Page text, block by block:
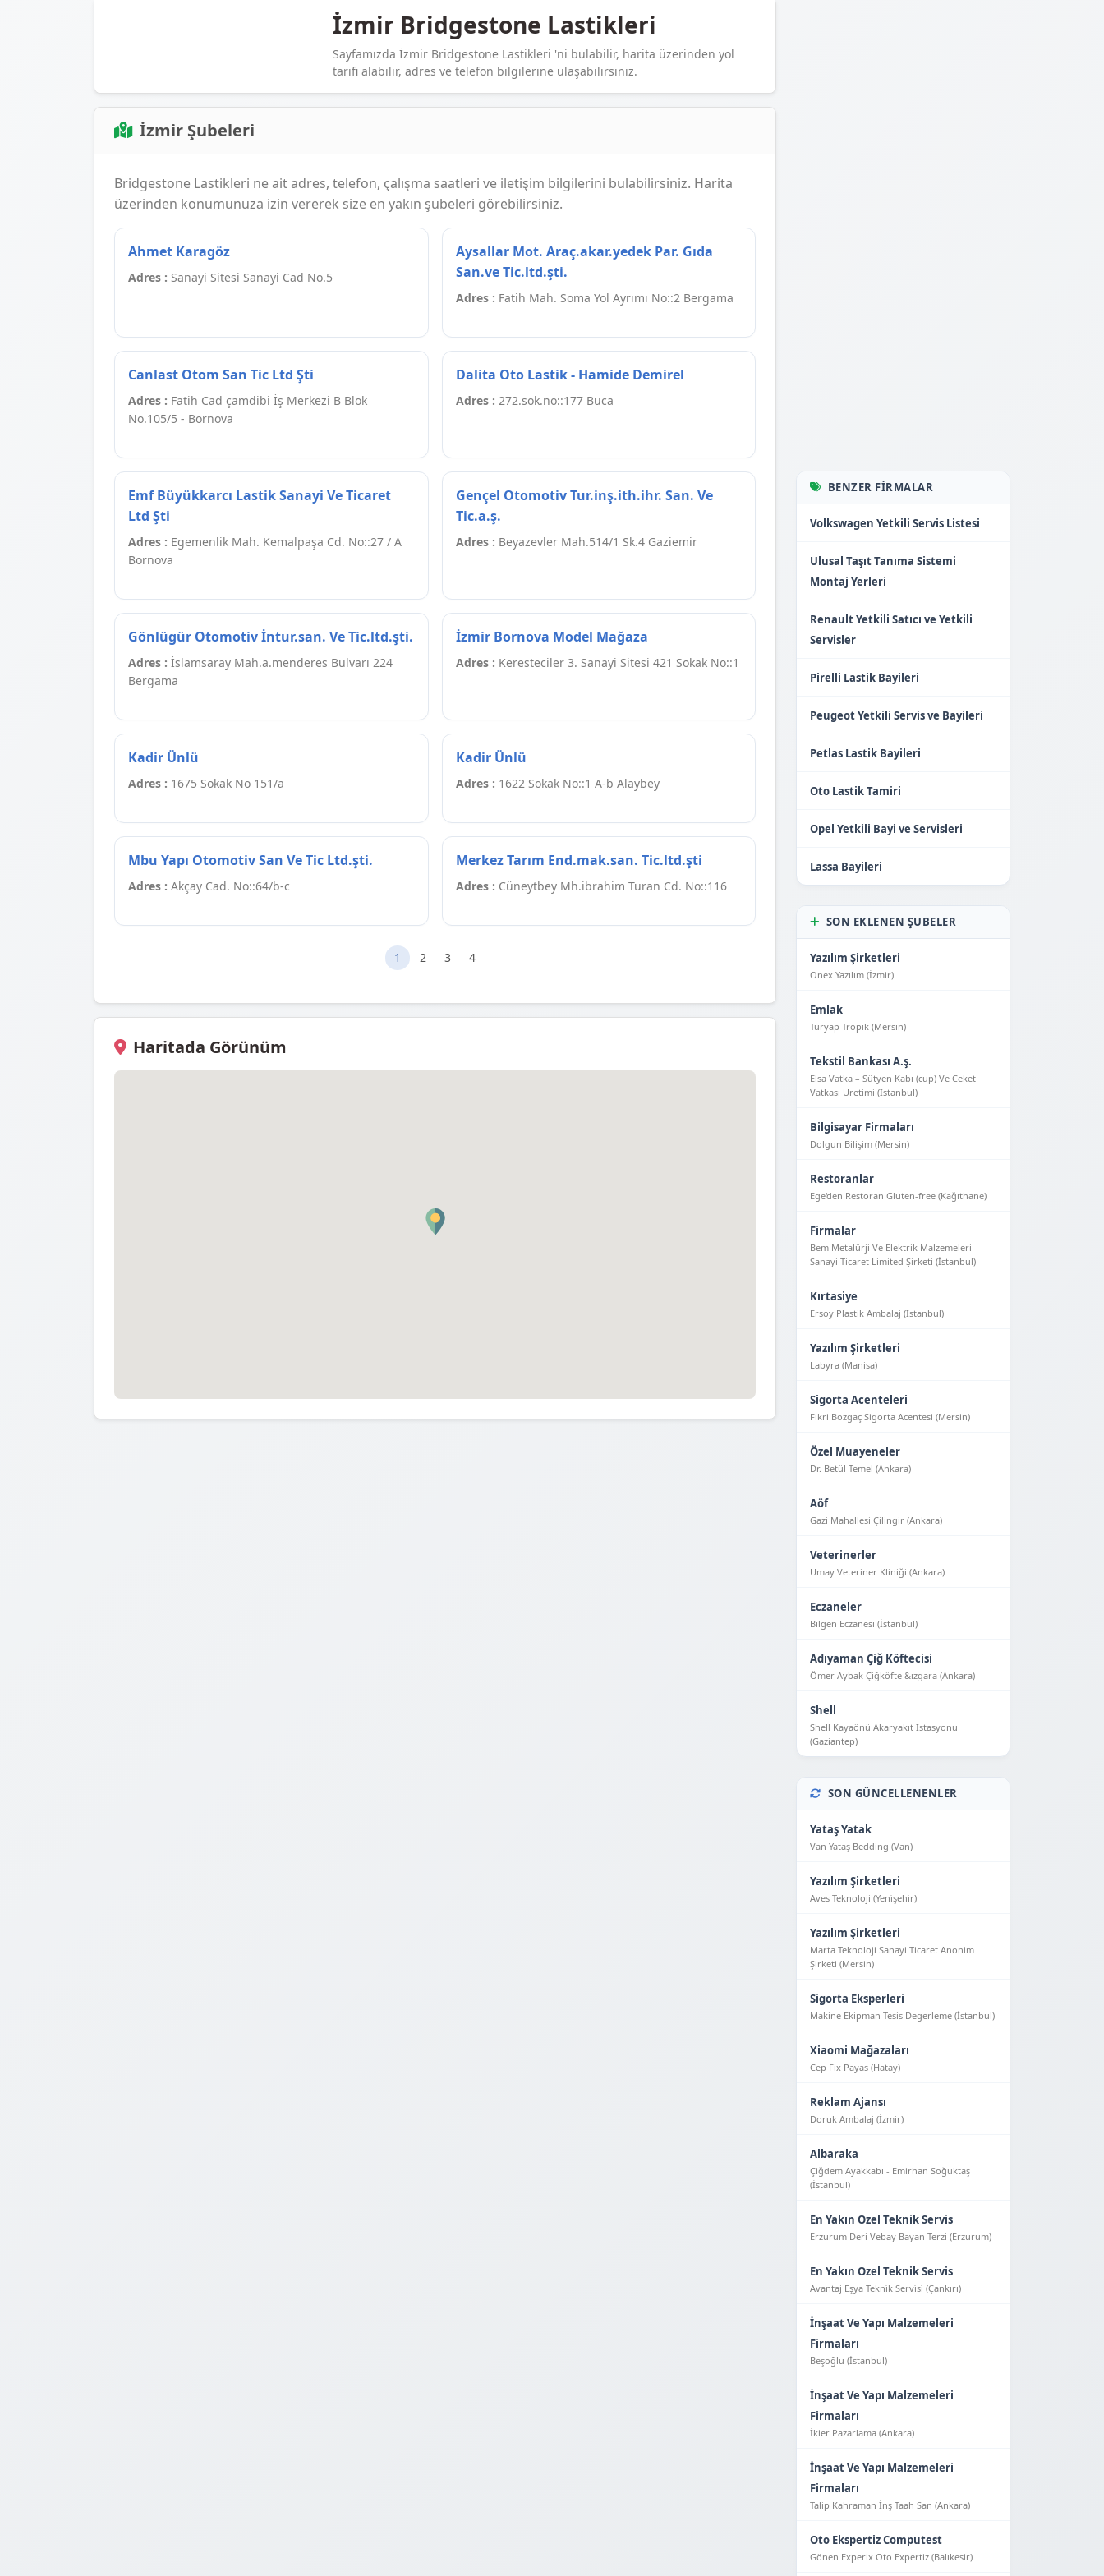
İzmir Bridgestone Lastikleri
Sayfamızda İzmir Bridgestone Lastikleri 'ni bulabilir, harita üzerinden yol
tarifi alabilir, adres ve telefon bilgilerine ulaşabilirsiniz.
İzmir Şubeleri
Bridgestone Lastikleri ne ait adres, telefon, çalışma saatleri ve iletişim bilgilerini bulabilirsiniz. Harita
üzerinden konumunuza izin vererek size en yakın şubeleri görebilirsiniz.
Ahmet Karagöz
Adres : Sanayi Sitesi Sanayi Cad No.5
Aysallar Mot. Araç.akar.yedek Par. Gıda
San.ve Tic.ltd.şti.
Adres : Fatih Mah. Soma Yol Ayrımı No::2 Bergama
Canlast Otom San Tic Ltd Şti
Adres : Fatih Cad çamdibi İş Merkezi B Blok
No.105/5 - Bornova
Dalita Oto Lastik - Hamide Demirel
Adres : 272.sok.no::177 Buca
Emf Büyükkarcı Lastik Sanayi Ve Ticaret
Ltd Şti
Adres : Egemenlik Mah. Kemalpaşa Cd. No::27 / A
Bornova
Gençel Otomotiv Tur.inş.ith.ihr. San. Ve
Tic.a.ş.
Adres : Beyazevler Mah.514/1 Sk.4 Gaziemir
Gönlügür Otomotiv İntur.san. Ve Tic.ltd.şti.
Adres : İslamsaray Mah.a.menderes Bulvarı 224
Bergama
İzmir Bornova Model Mağaza
Adres : Keresteciler 3. Sanayi Sitesi 421 Sokak No::1
Kadir Ünlü
Adres : 1675 Sokak No 151/a
Kadir Ünlü
Adres : 1622 Sokak No::1 A-b Alaybey
Mbu Yapı Otomotiv San Ve Tic Ltd.şti.
Adres : Akçay Cad. No::64/b-c
Merkez Tarım End.mak.san. Tic.ltd.şti
Adres : Cüneytbey Mh.ibrahim Turan Cd. No::116
1 2 3 4
Haritada Görünüm
BENZER FIRMALAR
Volkswagen Yetkili Servis Listesi
Ulusal Taşıt Tanıma Sistemi
Montaj Yerleri
Renault Yetkili Satıcı ve Yetkili
Servisler
Pirelli Lastik Bayileri
Peugeot Yetkili Servis ve Bayileri
Petlas Lastik Bayileri
Oto Lastik Tamiri
Opel Yetkili Bayi ve Servisleri
Lassa Bayileri
SON EKLENEN ŞUBELER
Yazılım Şirketleri
Onex Yazılım (İzmir)
Emlak
Turyap Tropik (Mersin)
Tekstil Bankası A.ş.
Elsa Vatka – Sütyen Kabı (cup) Ve Ceket
Vatkası Üretimi (İstanbul)
Bilgisayar Firmaları
Dolgun Bilişim (Mersin)
Restoranlar
Ege'den Restoran Gluten-free (Kağıthane)
Firmalar
Bem Metalürji Ve Elektrik Malzemeleri
Sanayi Ticaret Limited Şirketi (İstanbul)
Kırtasiye
Ersoy Plastik Ambalaj (İstanbul)
Yazılım Şirketleri
Labyra (Manisa)
Sigorta Acenteleri
Fikri Bozgaç Sigorta Acentesi (Mersin)
Özel Muayeneler
Dr. Betül Temel (Ankara)
Aöf
Gazi Mahallesi Çilingir (Ankara)
Veterinerler
Umay Veteriner Kliniği (Ankara)
Eczaneler
Bilgen Eczanesi (İstanbul)
Adıyaman Çiğ Köftecisi
Ömer Aybak Çiğköfte &ızgara (Ankara)
Shell
Shell Kayaönü Akaryakıt İstasyonu
(Gaziantep)
SON GÜNCELLENENLER
Yataş Yatak
Van Yataş Bedding (Van)
Yazılım Şirketleri
Aves Teknoloji (Yeni̇şehi̇r)
Yazılım Şirketleri
Marta Teknoloji Sanayi Ticaret Anonim
Şirketi (Mersin)
Sigorta Eksperleri
Makine Ekipman Tesis Degerleme (İstanbul)
Xiaomi Mağazaları
Cep Fix Payas (Hatay)
Reklam Ajansı
Doruk Ambalaj (İzmir)
Albaraka
Çiğdem Ayakkabı - Emirhan Soğuktaş
(İstanbul)
En Yakın Ozel Teknik Servis
Erzurum Deri Vebay Bayan Terzi (Erzurum)
En Yakın Ozel Teknik Servis
Avantaj Eşya Tekni̇k Servi̇si̇ (Çankırı)
İnşaat Ve Yapı Malzemeleri
Firmaları
Beşoğlu (İstanbul)
İnşaat Ve Yapı Malzemeleri
Firmaları
İkier Pazarlama (Ankara)
İnşaat Ve Yapı Malzemeleri
Firmaları
Talip Kahraman İnş Taah San (Ankara)
Oto Ekspertiz Computest
Gönen Experix Oto Expertiz (Balıkesir)